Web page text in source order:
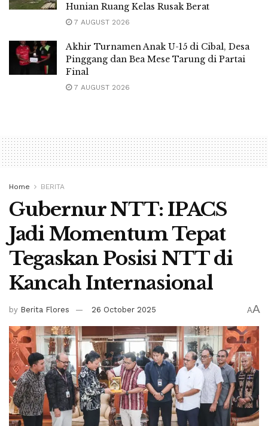
Hunian Ruang Kelas Rusak Berat
7 AUGUST 2026
Akhir Turnamen Anak U-15 di Cibal, Desa
Pinggang dan Bea Mese Tarung di Partai
Final
7 AUGUST 2026
Home BERITA
Gubernur NTT: IPACS
Jadi Momentum Tepat
Tegaskan Posisi NTT di
Kancah Internasional
by Berita Flores 26 October 2025 AA